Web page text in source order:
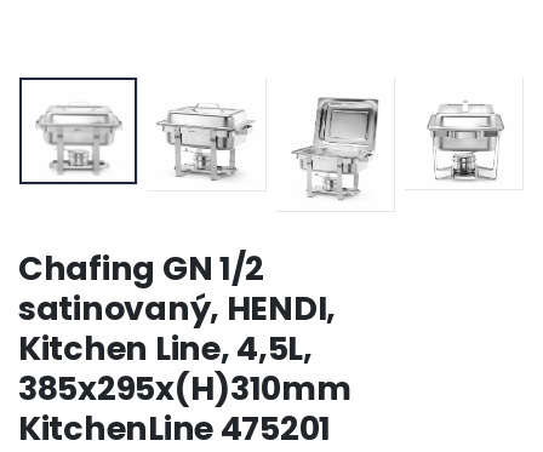
Chafing GN 1/2
satinovaný, HENDI,
Kitchen Line, 4,5L,
385x295x(H)310mm
KitchenLine 475201